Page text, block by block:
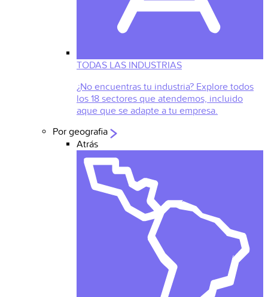
TODAS LAS INDUSTRIAS
¿No encuentras tu industria? Explore todos
los 18 sectores que atendemos, incluido
aque que se adapte a tu empresa.
Por geografia
Atrás